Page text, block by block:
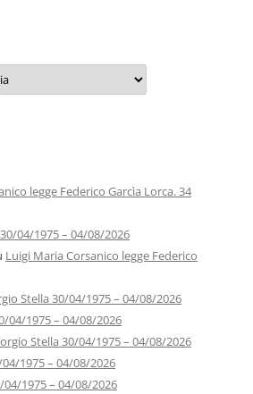
legge Federico Garcìa Lorca. 34
04/1975 – 04/08/2026
Luigi Maria Corsanico legge Federico
Stella 30/04/1975 – 04/08/2026
04/1975 – 04/08/2026
Stella 30/04/1975 – 04/08/2026
1975 – 04/08/2026
1975 – 04/08/2026